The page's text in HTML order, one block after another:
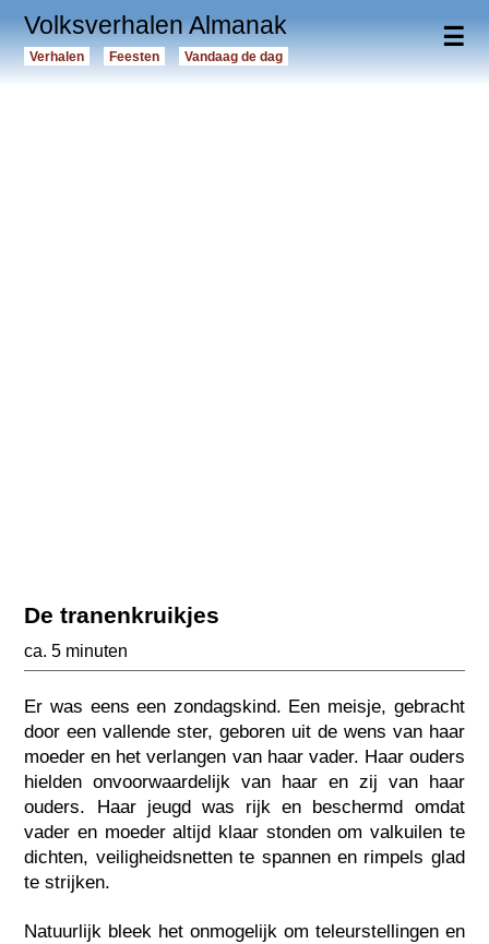
☰
Volksverhalen Almanak
Verhalen Feesten Vandaag de dag
De tranenkruikjes
ca. 5 minuten
Er was eens een zondagskind. Een meisje, gebracht
door een vallende ster, geboren uit de wens van haar
moeder en het verlangen van haar vader. Haar ouders
hielden onvoorwaardelijk van haar en zij van haar
ouders. Haar jeugd was rijk en beschermd omdat
vader en moeder altijd klaar stonden om valkuilen te
dichten, veiligheidsnetten te spannen en rimpels glad
te strijken.
Natuurlijk bleek het onmogelijk om teleurstellingen en